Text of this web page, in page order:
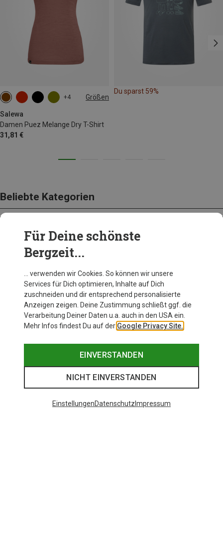
+4 Größen
Salewa
Damen Puez Melange Dry T-Shirt
31,81 €
XS S M
XXL
Du sparst 59%
Beliebte Kategorien
BEKLEIDUNG
Für Deine schönste
Bergzeit...
… verwenden wir Cookies. So können wir unsere
Services für Dich optimieren, Inhalte auf Dich
zuschneiden und dir entsprechend personalisierte
Anzeigen zeigen. Deine Zustimmung schließt ggf. die
Verarbeitung Deiner Daten u.a. auch in den USA ein.
Mehr Infos findest Du auf der Google Privacy Site.
EINVERSTANDEN
NICHT EINVERSTANDEN
EinstellungenDatenschutz Impressum